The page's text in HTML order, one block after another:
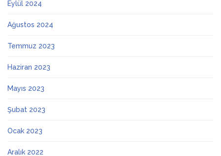
Eylül 2024
Ağustos 2024
Temmuz 2023
Haziran 2023
Mayıs 2023
Şubat 2023
Ocak 2023
Aralık 2022